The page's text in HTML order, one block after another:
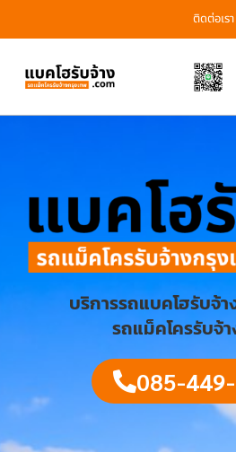
ติดต่อเรา
บริการรถแบคโฮรับจ้า
รถแม็คโครรับจ้
085-